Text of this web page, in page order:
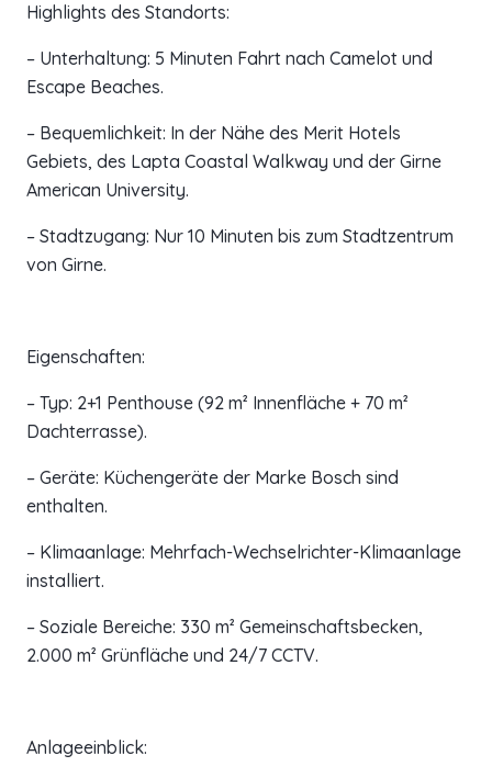
Highlights des Standorts:
– Unterhaltung: 5 Minuten Fahrt nach Camelot und
Escape Beaches.
– Bequemlichkeit: In der Nähe des Merit Hotels
Gebiets, des Lapta Coastal Walkway und der Girne
American University.
– Stadtzugang: Nur 10 Minuten bis zum Stadtzentrum
von Girne.
Eigenschaften:
– Typ: 2+1 Penthouse (92 m² Innenfläche + 70 m²
Dachterrasse).
– Geräte: Küchengeräte der Marke Bosch sind
enthalten.
– Klimaanlage: Mehrfach-Wechselrichter-Klimaanlage
installiert.
– Soziale Bereiche: 330 m² Gemeinschaftsbecken,
2.000 m² Grünfläche und 24/7 CCTV.
Anlageeinblick: